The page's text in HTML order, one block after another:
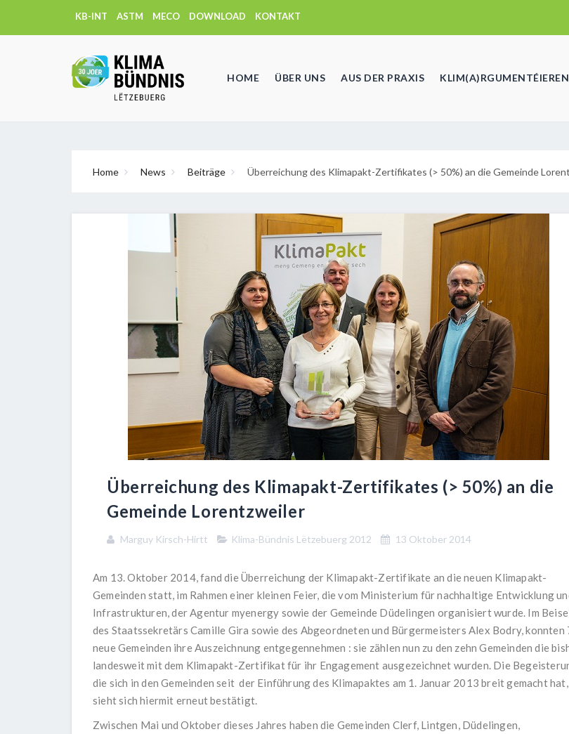
KB-INT ASTM MECO DOWNLOAD KONTAKT
HOME ÜBER UNS AUS DER PRAXIS KLIM(A)RGUMENTÉIEREN
Home News Beiträge Überreichung des Klimapakt-Zertifikates (> 50%) an die Gemeinde
Überreichung des Klimapakt-Zertifikates (> 50%) an die
Gemeinde Lorentzweiler
Marguy Kirsch-Hirtt Klima-Bündnis Lëtzebuerg 2012 13 Oktober 2014
Am 13. Oktober 2014, fand die Überreichung der Klimapakt-Zertifikate an die neuen Klimapakt-
Gemeinden statt, im Rahmen einer kleinen Feier, die vom Ministerium für nachhaltige Entwicklung
Infrastrukturen, der Agentur myenergy sowie der Gemeinde Düdelingen organisiert wurde. Im
des Staatssekretärs Camille Gira sowie des Abgeordneten und Bürgermeisters Alex Bodry, konnten
neue Gemeinden ihre Auszeichnung entgegennehmen : sie zählen nun zu den zehn Gemeinden die
landesweit mit dem Klimapakt-Zertifikat für ihr Engagement ausgezeichnet wurden. Die
die sich in den Gemeinden seit der Einführung des Klimapaktes am 1. Januar 2013 breit gemacht hat,
sieht sich hiermit erneut bestätigt.
Zwischen Mai und Oktober dieses Jahres haben die Gemeinden Clerf, Lintgen, Düdelingen,